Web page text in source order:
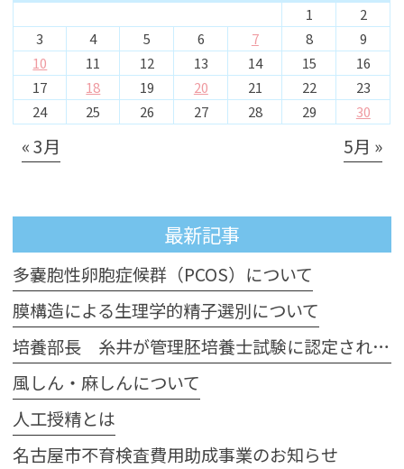
1
2
3
4 5 6 7 8
9
10
11 12 13 14 15
16
17
18 19 20 21 22
23
24
25 26 27 28 29 30
« 3月 5月 »
最新記事
多嚢胞性卵胞症候群（PCOS）について
膜構造による生理学的精子選別について
培養部長 糸井が管理胚培養士試験に認定されました
風しん・麻しんについて
人工授精とは
名古屋市不育検査費用助成事業のお知らせ